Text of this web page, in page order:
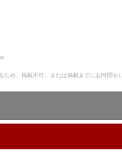
め、掲載不可、または掲載までにお時間を